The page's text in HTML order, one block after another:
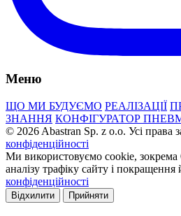
Меню
ЩО МИ БУДУЄМО РЕАЛІЗАЦІЇ
ЗНАННЯ КОНФІГУРАТОР
© 2026 Abastran Sp. z o.o. Усі права
конфіденційності
Ми використовуємо cookie,
аналізу трафіку сайту і покращення
конфіденційності
Відхилити Прийняти